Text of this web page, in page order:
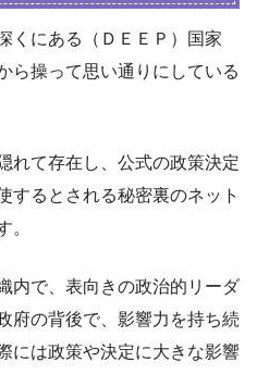
くにある（ＤＥＥＰ）国家
ら操って思い通りにしている
れて存在し、公式の政策決定
するとされる秘密裏のネット
。
内で、表向きの政治的リーダ
府の背後で、影響力を持ち続
には政策や決定に大きな影響